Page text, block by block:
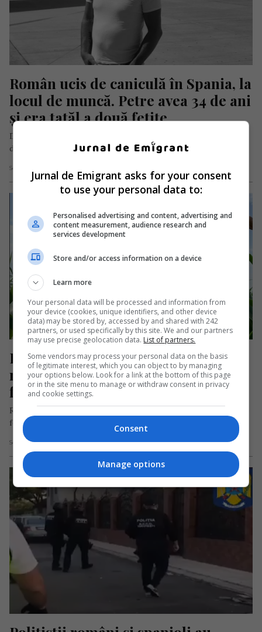
Român ucis de caniculă în Spania, la
locul de muncă. Petre avea 34 de ani
și era tatăl a două fetițe
Durere sfâșietoare în localitatea Curcani din județul Călărași,
după ce un tânăr român de 34 de ani, tată a două…
Scris de Mihai Diaconu
Român întors în țară după 10 ani de
muncă în străinătate. A deschis o
fermă mixtă cu vaci și furaje
Românul Alin Căprilă s-a întors din Anglia pentru a construi o
fermă la Coconi, județul Călărași. O fermă mixtă cu…
Scris de Daniela Stoica- duminică, 12 martie 2023
Jurnal de Emigrant asks for your consent
to use your personal data to:
Personalised advertising and content, advertising and
content measurement, audience research and
services development
Store and/or access information on a device
Learn more
Your personal data will be processed and information from
your device (cookies, unique identifiers, and other device
data) may be stored by, accessed by and shared with 242
partners, or used specifically by this site. We and our partners
may use precise geolocation data. List of partners.
Some vendors may process your personal data on the basis
of legitimate interest, which you can object to by managing
your options below. Look for a link at the bottom of this page
or in the site menu to manage or withdraw consent in privacy
and cookie settings.
Consent
Manage options